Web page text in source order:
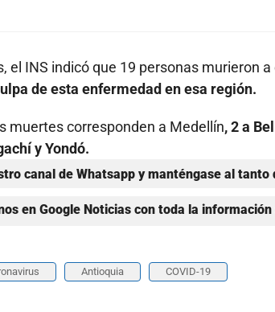
el INS indicó que 19 personas murieron a
de esta enfermedad en esa región.
muertes corresponden a Medellín, 2 a
y Yondó.
canal de Whatsapp y manténgase al
en Google Noticias con toda la información
Antioquia COVID-19